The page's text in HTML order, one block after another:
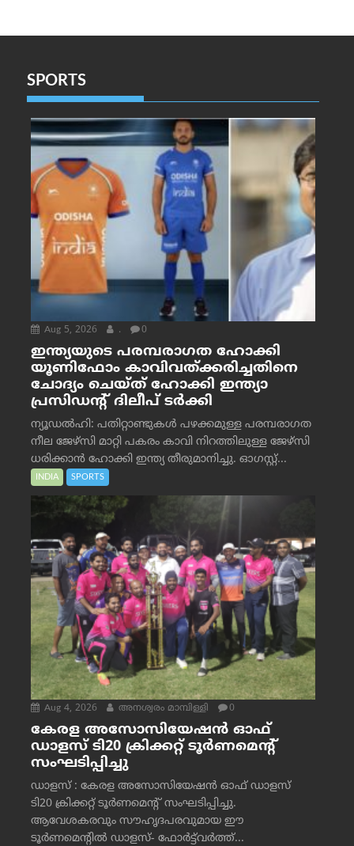
SPORTS
Aug 5, 2026 . 0
ഇന്ത്യയുടെ പരമ്പരാഗത ഹോക്കി
യൂണിഫോം കാവിവത്ക്കരിച്ചതിനെ
ചോദ്യം ചെയ്ത് ഹോക്കി ഇന്ത്യാ
പ്രസിഡന്റ് ദിലീപ് ടര്‍ക്കി
ന്യൂഡൽഹി: പതിറ്റാണ്ടുകൾ പഴക്കമുള്ള പരമ്പരാഗത
നീല ജേഴ്‌സി മാറ്റി പകരം കാവി നിറത്തിലുള്ള ജേഴ്‌സി
ധരിക്കാൻ ഹോക്കി ഇന്ത്യ തീരുമാനിച്ചു. ഓഗസ്റ്റ്...
INDIA SPORTS
Aug 4, 2026 അനശ്വരം മാമ്പിള്ളി 0
കേരള അസോസിയേഷൻ ഓഫ്
ഡാളസ് ടി20 ക്രിക്കറ്റ് ടൂർണമെന്റ്
സംഘടിപ്പിച്ചു
ഡാളസ് : കേരള അസോസിയേഷൻ ഓഫ് ഡാളസ്
ടി20 ക്രിക്കറ്റ് ടൂർണമെന്റ് സംഘടിപ്പിച്ചു.
ആവേശകരവും സൗഹൃദപരവുമായ ഈ
ടൂർണമെന്റിൽ ഡാളസ്- ഫോർട്ട്‌വര്‍ത്ത്...